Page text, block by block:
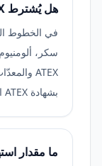
هل يُشترط ATEX للنقل الهوائي؟
في الخطوط
سكر،
بشهادة ATEX اختيارياً.
ما مقدار